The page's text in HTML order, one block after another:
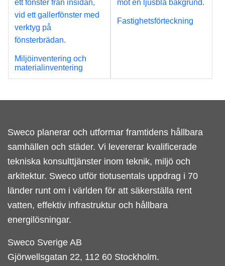
Miljöinventering och
materialinventering
Fastighetsförteckning
Sweco planerar och utformar framtidens hållbara
samhällen och städer. Vi levererar kvalificerade
tekniska konsulttjänster inom teknik, miljö och
arkitektur. Sweco utför tiotusentals uppdrag i 70
länder runt om i världen för att säkerställa rent
vatten, effektiv infrastruktur och hållbara
energilösningar.
Sweco Sverige AB
Gjörwellsgatan 22, 112 60 Stockholm.